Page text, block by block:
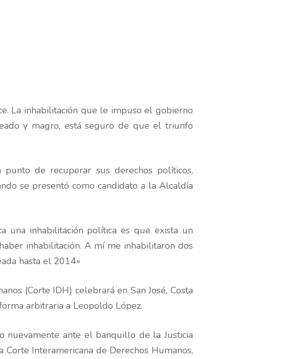
La inhabilitación que le impuso el gobierno
y magro, está seguro de que el triunfo
de recuperar sus derechos políticos,
se presentó como candidato a la Alcaldía
una inhabilitación política es que exista un
inhabilitación. A mí me inhabilitaron dos
hasta el 2014»
(Corte IDH) celebrará en San José, Costa
arbitraria a Leopoldo López.
nuevamente ante el banquillo de la Justicia
Interamericana de Derechos Humanos,